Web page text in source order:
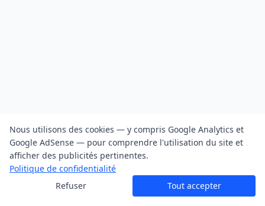
Nous utilisons des cookies — y compris Google Analytics et
Google AdSense — pour comprendre l'utilisation du site et
afficher des publicités pertinentes.
Politique de confidentialité
Refuser
Tout accepter